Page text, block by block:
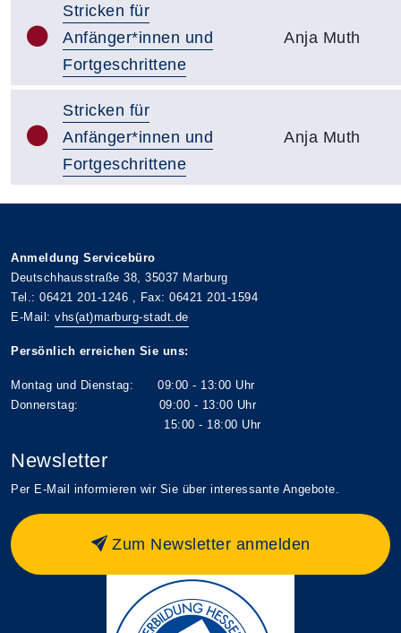
Stricken für
Anfänger*innen und
Fortgeschrittene
Anja Muth
Stricken für
Anfänger*innen und
Fortgeschrittene
Anja Muth
Anmeldung Servicebüro
Deutschhausstraße 38, 35037 Marburg
Tel.: 06421 201-1246 , Fax: 06421 201-1594
E-Mail: vhs(at)marburg-stadt.de
Persönlich erreichen Sie uns:
Montag und Dienstag: 09:00 - 13:00 Uhr
Donnerstag: 09:00 - 13:00 Uhr
15:00 - 18:00 Uhr
Newsletter
Per E-Mail informieren wir Sie über interessante Angebote.
Zum Newsletter anmelden